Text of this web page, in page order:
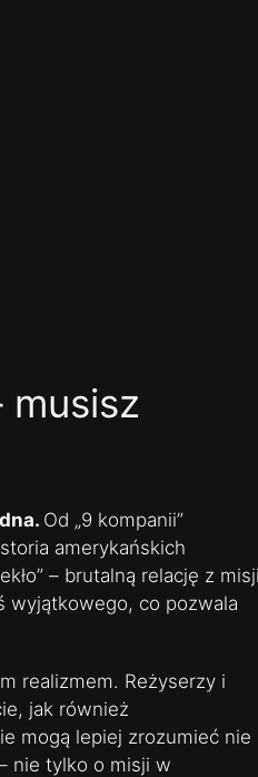
musisz
Od „9 kompanii”
amerykańskich
– brutalną relację z misji
wyjątkowego, co pozwala
realizmem. Reżyserzy i
jak również
mogą lepiej zrozumieć nie
nie tylko o misji w